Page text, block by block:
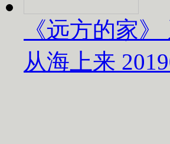
《远方的家
从海上来